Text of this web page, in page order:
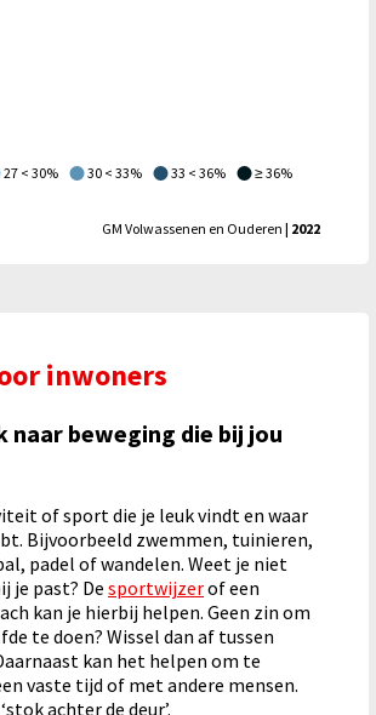
27 < 30% 30 < 33% 33 < 36% ≥ 36%
GM Volwassenen en Ouderen | 2022
inwoners
naar beweging die bij jou
of sport die je leuk vindt en waar
Bijvoorbeeld zwemmen, tuinieren,
padel of wandelen. Weet je niet
je past? De sportwijzerof een
kan je hierbij helpen. Geen zin om
te doen? Wissel dan af tussen
kan het helpen om te
vaste tijd of met andere mensen.
achter de deur’.